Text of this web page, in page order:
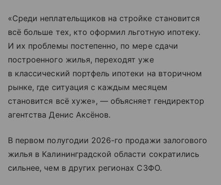
«Среди неплательщиков на стройке становится
всё больше тех, кто оформил льготную ипотеку.
И их проблемы постепенно, по мере сдачи
построенного жилья, переходят уже
в классический портфель ипотеки на вторичном
рынке, где ситуация с каждым месяцем
становится всё хуже», — объясняет гендиректор
агентства Денис Аксёнов.
В первом полугодии 2026-го продажи залогового
жилья в Калининградской области сократились
сильнее, чем в других регионах СЗФО.